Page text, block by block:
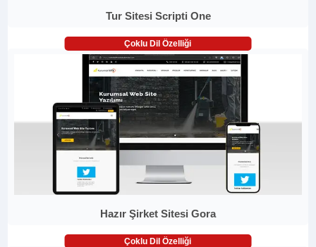
Tur Sitesi Scripti One
Çoklu Dil Özelliği
Hazır Şirket Sitesi Gora
Çoklu Dil Özelliği